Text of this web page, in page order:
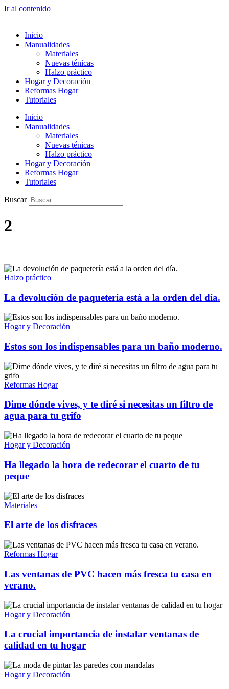
Ir al contenido
Inicio
Manualidades
Materiales
Nuevas ténicas
Halzo práctico
Hogar y Decoración
Reformas Hogar
Tutoriales
Inicio
Manualidades
Materiales
Nuevas ténicas
Halzo práctico
Hogar y Decoración
Reformas Hogar
Tutoriales
Buscar
2
Halzo práctico
La devolución de paquetería está a la orden del día.
Hogar y Decoración
Estos son los indispensables para un baño moderno.
Reformas Hogar
Dime dónde vives, y te diré si necesitas un filtro de
agua para tu grifo
Hogar y Decoración
Ha llegado la hora de redecorar el cuarto de tu
peque
Materiales
El arte de los disfraces
Reformas Hogar
Las ventanas de PVC hacen más fresca tu casa en
verano.
Hogar y Decoración
La crucial importancia de instalar ventanas de
calidad en tu hogar
Hogar y Decoración